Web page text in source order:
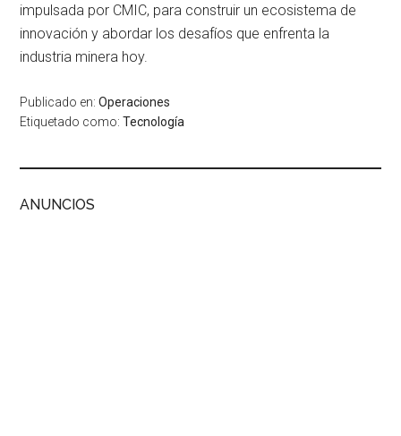
impulsada por CMIC, para construir un ecosistema de
innovación y abordar los desafíos que enfrenta la
industria minera hoy.
Publicado en:Operaciones
Etiquetado como:Tecnología
ANUNCIOS